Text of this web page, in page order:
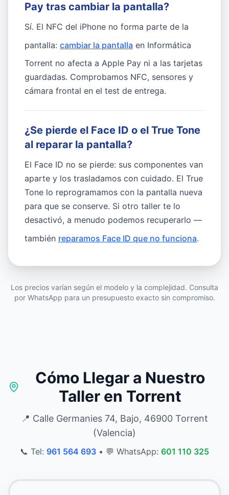
Pay tras cambiar la pantalla?
Sí. El NFC del iPhone no forma parte de la
pantalla: cambiar la pantalla en Informática
Torrent no afecta a Apple Pay ni a las tarjetas
guardadas. Comprobamos NFC, sensores y
cámara frontal en el test de entrega.
¿Se pierde el Face ID o el True Tone
al reparar la pantalla?
El Face ID no se pierde: sus componentes van
aparte y los trasladamos con cuidado. El True
Tone lo reprogramamos con la pantalla nueva
para que se conserve. Si otro taller te lo
desactivó, a menudo podemos recuperarlo —
también reparamos Face ID que no funciona.
Los precios varían según el modelo y la complejidad. Consulta
por WhatsApp para un presupuesto exacto sin compromiso.
Cómo Llegar a Nuestro
Taller en Torrent
📍 Calle Germanies 74, Bajo, 46900 Torrent
(Valencia)
📞 Tel: 961 564 693 • 💬 WhatsApp: 601 110 325